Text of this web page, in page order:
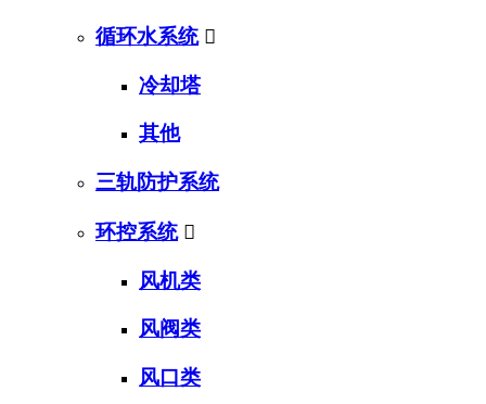
循环水系统 
冷却塔
其他
三轨防护系统
环控系统 
风机类
风阀类
风口类